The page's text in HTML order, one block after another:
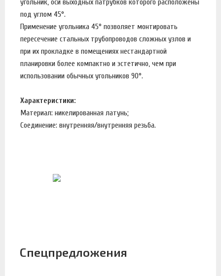
угольник, оси выходных патрубков которого расположены
под углом 45°.
Применение угольника 45° позволяет монтировать
пересечение стальных трубопроводов сложных узлов и
при их прокладке в помещениях нестандартной
планировки более компактно и эстетично, чем при
использовании обычных угольников 90°.
Характеристики:
Материал: никелированная латунь;
Соединение: внутренняя/внутренняя резьба.
Спецпредложения